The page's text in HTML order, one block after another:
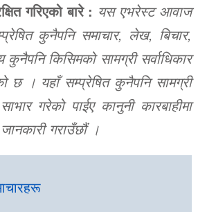
गरिएको बारे : यस एभरेस्ट आवाज
कुनैपनि समाचार, लेख, बिचार,
कुनैपनि किसिमको सामग्री सर्वाधिकार
छ । यहाँ सम्प्रेषित कुनैपनि सामग्री
गरेको पाईए कानुनी कारबाहीमा
गराउँछौं ।